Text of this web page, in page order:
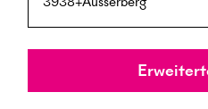
Umkreis